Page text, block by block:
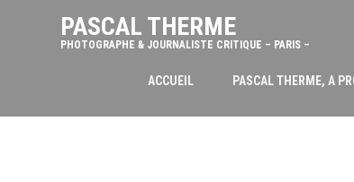
PASCAL THERME
PHOTOGRAPHE & JOURNALISTE CRITIQUE – PARIS –
ACCUEIL PASCAL THERME, A